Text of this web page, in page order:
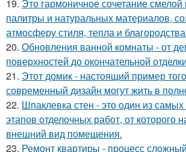
19. Это гармоничное сочетание смелой
палитры и натуральных материалов,
атмосферу стиля, тепла и
20. Обновления ванной комнаты - от
поверхностей до окончательной
21. Этот домик - настоящий пример
современный дизайн могут жить в
22. Шпаклевка стен - это один из
этапов отделочных работ, от которого
внешний вид помещения.
23. Ремонт квартиры - процесс